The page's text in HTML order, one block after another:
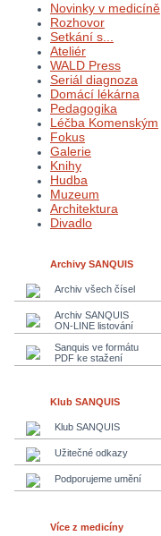
Novinky v medicíně
Rozhovor
Setkání s...
Ateliér
WALD Press
Seriál diagnoza
Domácí lékárna
Pedagogika
Léčba Komenským
Fokus
Galerie
Knihy
Hudba
Muzeum
Architektura
Divadlo
Archivy SANQUIS
Archiv všech čísel
Archiv SANQUIS
ON-LINE listování
Sanquis ve formátu
PDF ke stažení
Klub SANQUIS
Klub SANQUIS
Užitečné odkazy
Podporujeme umění
Více z medicíny